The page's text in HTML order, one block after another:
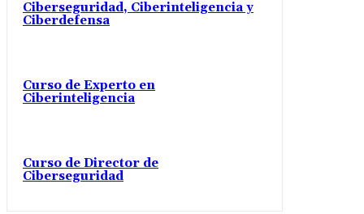
Ciberseguridad, Ciberinteligencia y
Ciberdefensa
Curso de Experto en
Ciberinteligencia
Curso de Director de
Ciberseguridad